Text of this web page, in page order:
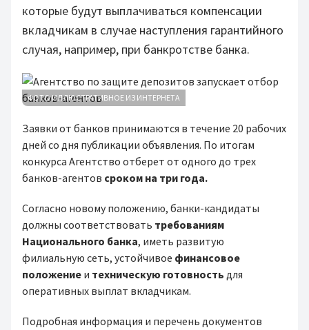
которые будут выплачиваться компенсации
вкладчикам в случае наступления гарантийного
случая, например, при банкротстве банка.
ФОТО ИЛЛЮСТРАТИВНОЕ ИЗ ИНТЕРНЕТА
Заявки от банков принимаются в течение 20 рабочих
дней со дня публикации объявления. По итогам
конкурса Агентство отберет от одного до трех
банков-агентов сроком на три года.
Согласно новому положению, банки-кандидаты
должны соответствовать требованиям
Национального банка, иметь развитую
филиальную сеть, устойчивое финансовое
положение и техническую готовность для
оперативных выплат вкладчикам.
Подробная информация и перечень документов